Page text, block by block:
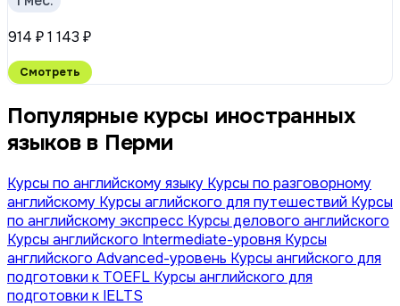
914 ₽1 143 ₽
Смотреть
Популярные курсы иностранных
языков в Перми
Курсы по английскому языку Курсы по разговорному
английскому Курсы аглийского для путешествий Курсы
по английскому экспресс Курсы делового английского
Курсы английского Intermediate-уровня Курсы
английского Advanced-уровень Курсы ангийского для
подготовки к TOEFL Курсы английского для
подготовки к IELTS